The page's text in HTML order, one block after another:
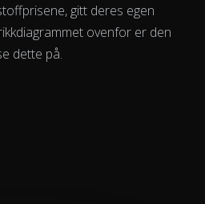
gitt deres egen
ovenfor er den
dette på.